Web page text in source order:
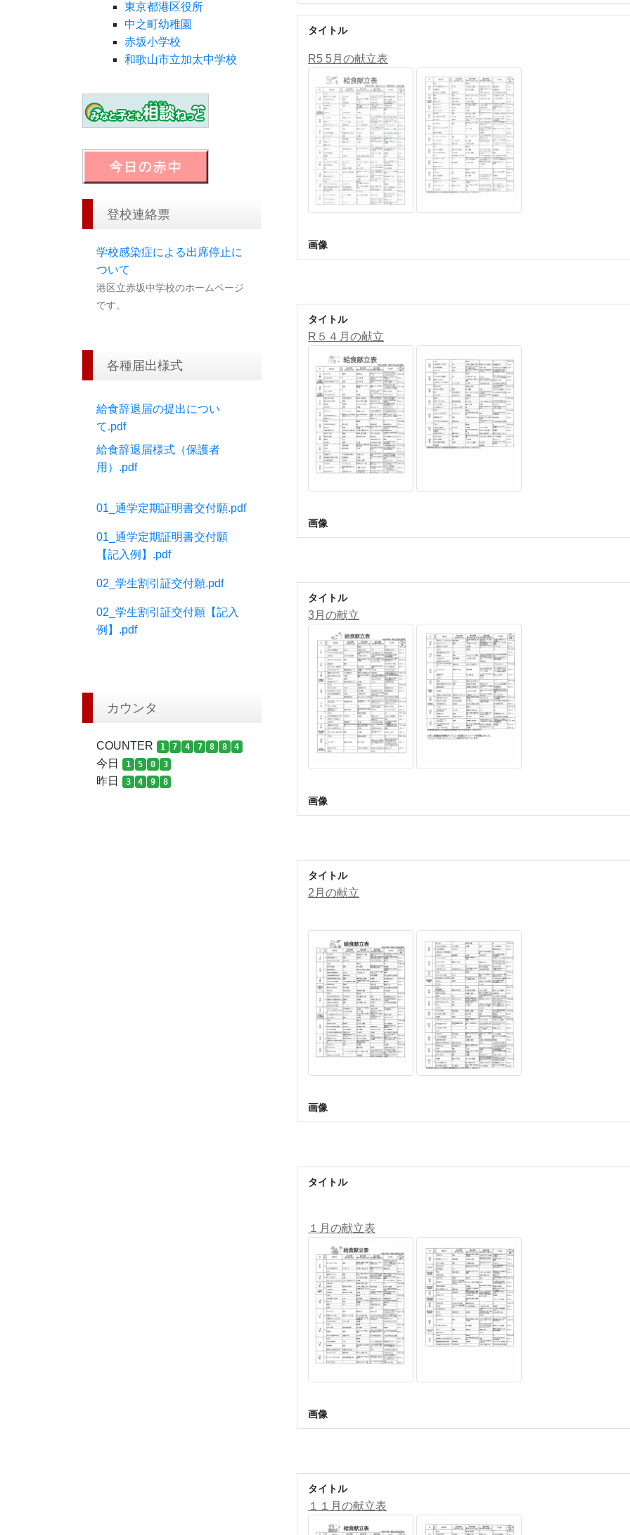
東京都港区役所
中之町幼稚園
赤坂小学校
和歌山市立加太中学校
登校連絡票
学校感染症による出席停止に
ついて
港区立赤坂中学校のホームページ
です。
各種届出様式
給食辞退届の提出につい
て.pdf
給食辞退届様式（保護者
用）.pdf
01_通学定期証明書交付願.pdf
01_通学定期証明書交付願
【記入例】.pdf
02_学生割引証交付願.pdf
02_学生割引証交付願【記入
例】.pdf
カウンタ
COUNTER 1 7 4 7 8 8 4
今日 1 5 0 3
昨日 3 4 9 8
タイトル
R5 5月の献立表
画像
タイトル
R５４月の献立
画像
タイトル
3月の献立
画像
タイトル
2月の献立
画像
タイトル
１月の献立表
画像
タイトル
１１月の献立表